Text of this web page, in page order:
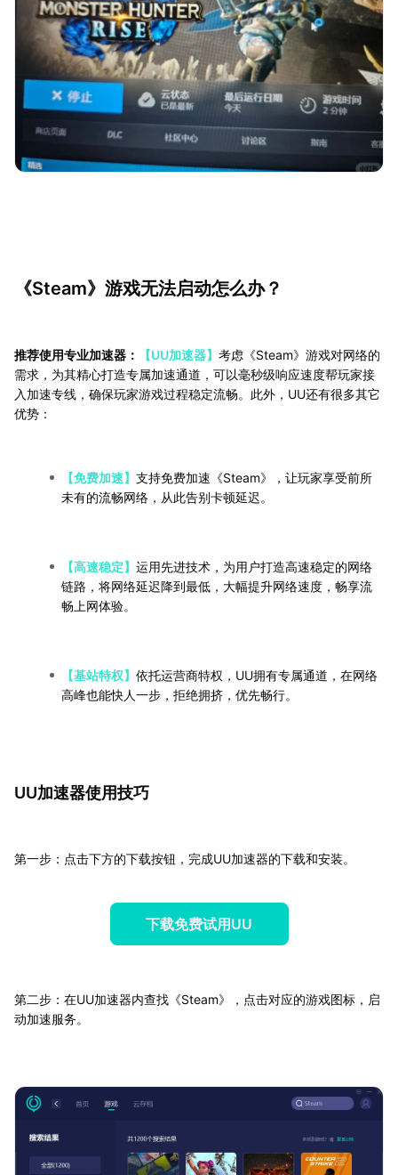
《Steam》游戏无法启动怎么办？
推荐使用专业加速器： 【UU加速器】 考虑《Steam》游戏对网络的
需求，为其精心打造专属加速通道，可以毫秒级响应速度帮玩家接
入加速专线，确保玩家游戏过程稳定流畅。此外，UU还有很多其它
优势：
【免费加速】 支持免费加速《Steam》，让玩家享受前所
未有的流畅网络，从此告别卡顿延迟。
【高速稳定】 运用先进技术，为用户打造高速稳定的网络
链路，将网络延迟降到最低，大幅提升网络速度，畅享流
畅上网体验。
【基站特权】 依托运营商特权，UU拥有专属通道，在网络
高峰也能快人一步，拒绝拥挤，优先畅行。
UU加速器使用技巧
第一步：点击下方的下载按钮，完成UU加速器的下载和安装。
下载免费试用UU
第二步：在UU加速器内查找《Steam》，点击对应的游戏图标，启
动加速服务。